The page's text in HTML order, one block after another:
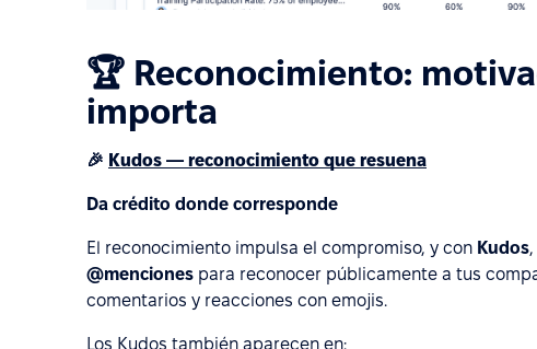
🏆 Reconocimiento:
importa
🎉 Kudos — reconocimiento que resuena
Da crédito donde corresponde
El reconocimiento impulsa el compromiso, y con Kudos
@menciones para reconocer públicamente a tus
comentarios y reacciones con emojis.
Los Kudos también aparecen en: